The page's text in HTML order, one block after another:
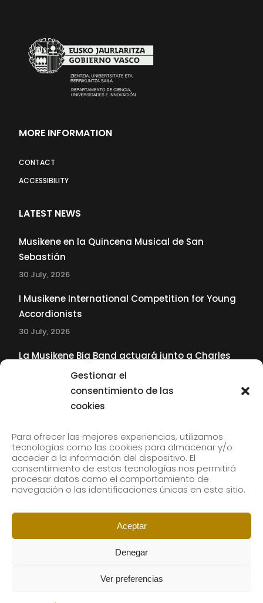
Gestionar el
consentimiento de las
cookies
Para ofrecer las mejores experiencias, utilizamos
tecnologías como las cookies para almacenar y/o
acceder a la información del dispositivo. El
consentimiento de estas tecnologías nos permitirá
procesar datos como el comportamiento de
navegación o las identificaciones únicas en este sitio.
Aceptar
Denegar
Ver preferencias
MORE INFORMATION
CONTACT
ACCESSIBILITY
LATEST NEWS
Musikene en la Quincena Musical de San
Sebastián
30 July, 2026
I Musikene International Competition for Young
Accordionists
30 July, 2026
La Musikene Big Band actuará junto a Charles
Tolliver en el 61 Jazzaldia
Subscribe to our newsletter to receive our news by
email.